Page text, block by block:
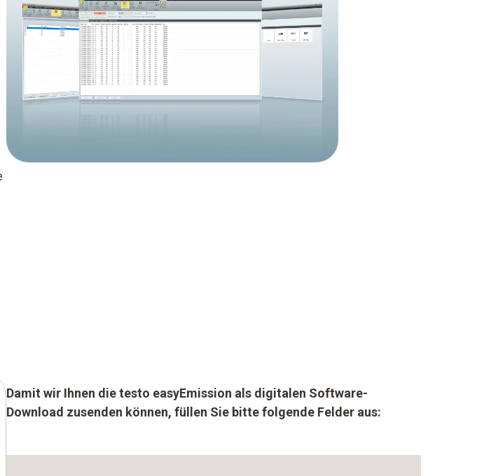
Damit wir Ihnen die testo easyEmission als digitalen Software-
Download zusenden können, füllen Sie bitte folgende Felder aus: